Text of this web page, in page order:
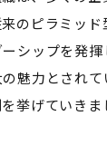
のピラミッド
シップを発
魅力とされ
挙げていきま